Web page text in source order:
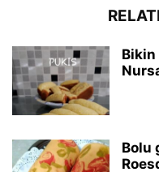
Bikin
Bolu